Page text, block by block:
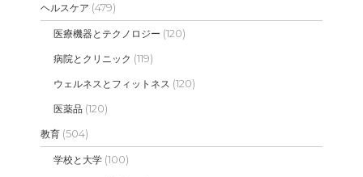
ヘルスケア (479)
医療機器とテクノロジー (120)
病院とクリニック (119)
ウェルネスとフィットネス (120)
医薬品 (120)
教育 (504)
学校と大学 (100)